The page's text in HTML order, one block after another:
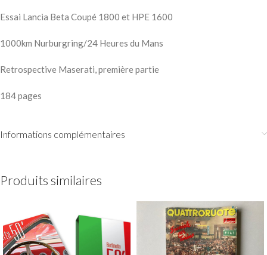
Essai Lancia Beta Coupé 1800 et HPE 1600
1000km Nurburgring/24 Heures du Mans
Retrospective Maserati, première partie
184 pages
Informations complémentaires
Produits similaires